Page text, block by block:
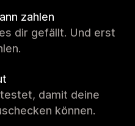
zahlen
dir gefällt. Und erst
damit deine
können.